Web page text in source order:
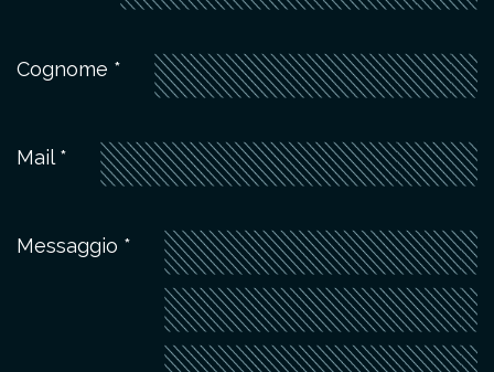
Cognome *
Mail *
Messaggio *